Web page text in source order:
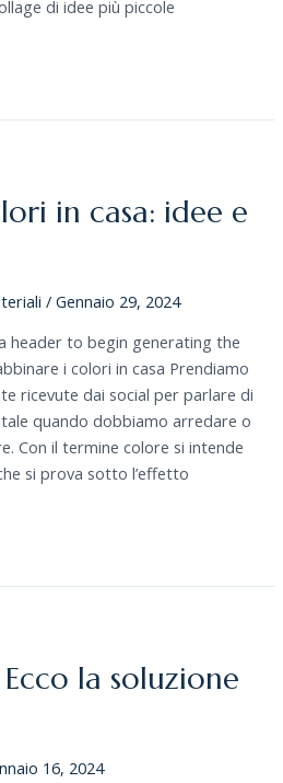
di idee più piccole
in casa: idee e
/Gennaio 29, 2024
header to begin generating the
i colori in casa Prendiamo
ricevute dai social per parlare di
quando dobbiamo arredare o
Con il termine colore si intende
si prova sotto l’effetto
la soluzione
16, 2024